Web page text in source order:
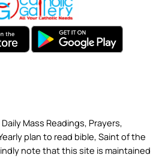
Mass Readings, Prayers,
plan to read bible, Saint of the
note that this site is maintained